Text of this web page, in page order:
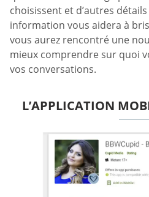
choisissent et d’autres
information vous aidera à
vous aurez rencontré une
mieux comprendre sur quoi
vos conversations.
L’APPLICATION